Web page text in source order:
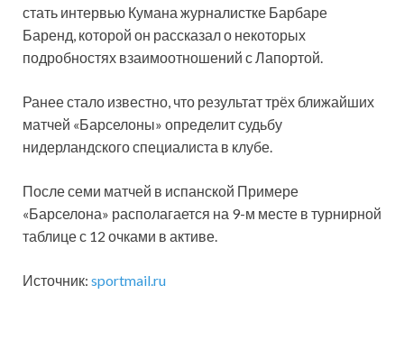
стать интервью Кумана журналистке Барбаре
Баренд, которой он рассказал о некоторых
подробностях взаимоотношений с Лапортой.
Ранее стало известно, что результат трёх ближайших
матчей «Барселоны» определит судьбу
нидерландского специалиста в клубе.
После семи матчей в испанской Примере
«Барселона» располагается на 9-м месте в турнирной
таблице с 12 очками в активе.
Источник: sportmail.ru